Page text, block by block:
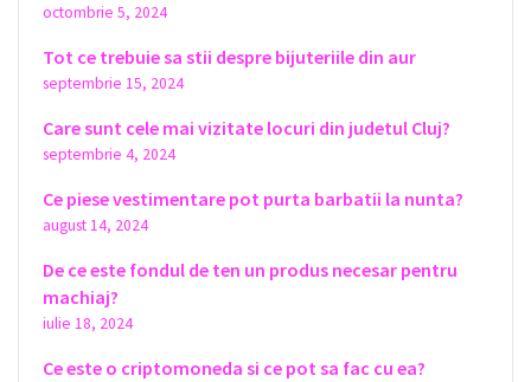
octombrie 5, 2024
Tot ce trebuie sa stii despre bijuteriile din aur
septembrie 15, 2024
Care sunt cele mai vizitate locuri din judetul Cluj?
septembrie 4, 2024
Ce piese vestimentare pot purta barbatii la nunta?
august 14, 2024
De ce este fondul de ten un produs necesar pentru
machiaj?
iulie 18, 2024
Ce este o criptomoneda si ce pot sa fac cu ea?